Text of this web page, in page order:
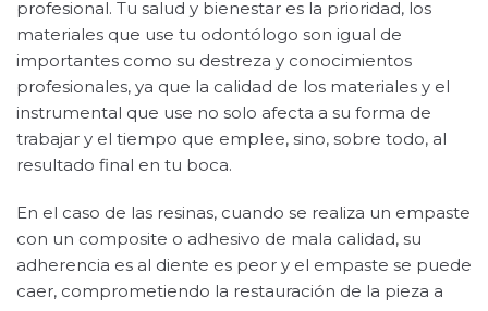
profesional. Tu salud y bienestar es la prioridad, los
materiales que use tu odontólogo son igual de
importantes como su destreza y conocimientos
profesionales, ya que la calidad de los materiales y el
instrumental que use no solo afecta a su forma de
trabajar y el tiempo que emplee, sino, sobre todo, al
resultado final en tu boca.
En el caso de las resinas, cuando se realiza un empaste
con un composite o adhesivo de mala calidad, su
adherencia es al diente es peor y el empaste se puede
caer, comprometiendo la restauración de la pieza a